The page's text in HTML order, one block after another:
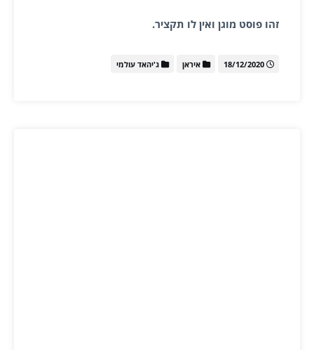
זהו פוסט מוגן ואין לו תקציר.
18/12/2020 איראן ג'יהאד עולמי